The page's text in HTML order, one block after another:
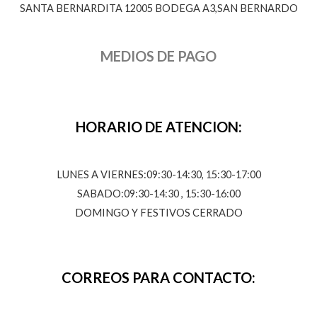
SANTA BERNARDITA 12005 BODEGA A3,SAN BERNARDO
MEDIOS DE PAGO
HORARIO DE ATENCION:
LUNES A VIERNES:09:30-14:30, 15:30-17:00
SABADO:09:30-14:30 , 15:30-16:00
DOMINGO Y FESTIVOS CERRADO
CORREOS PARA CONTACTO: